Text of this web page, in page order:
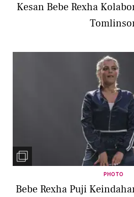
Kesan Bebe Rexha
PHOTO
Bebe Rexha Puji